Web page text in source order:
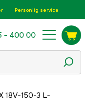
Personlig service
- 400 00
18V-150-3 L-